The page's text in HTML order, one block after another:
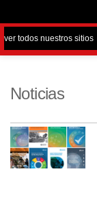
ver todos nuestros sitios
Noticias